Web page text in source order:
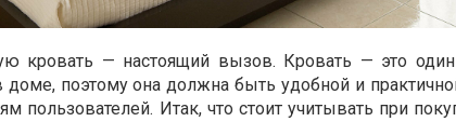
кровать — настоящий вызов. Кровать — это
поэтому она должна быть удобной и
пользователей. Итак, что стоит учитывать при